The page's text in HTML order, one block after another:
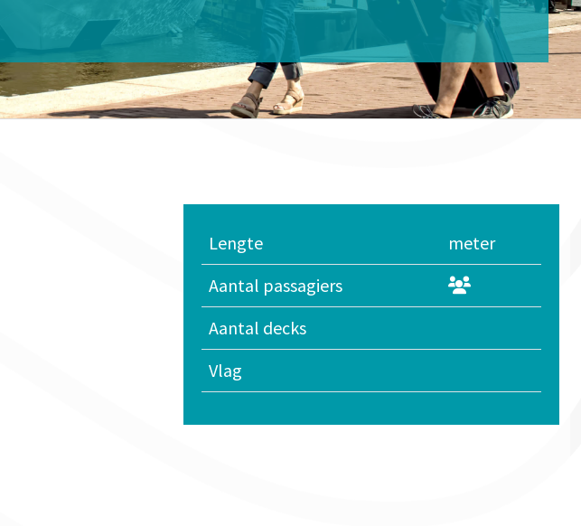
Lengte
meter
Aantal passagiers
Aantal decks
Vlag